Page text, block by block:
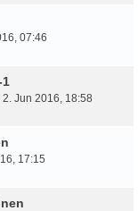
07:46
1
2. Jun 2016, 18:58
17:15